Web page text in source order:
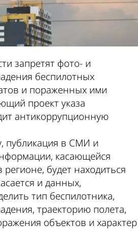
запретят фото- и
беспилотных
и пораженных ими
проект указа
антикоррупционную
публикация в СМИ и
касающейся
будет находиться
и данных,
тип беспилотника,
траекторию полета,
объектов и характер